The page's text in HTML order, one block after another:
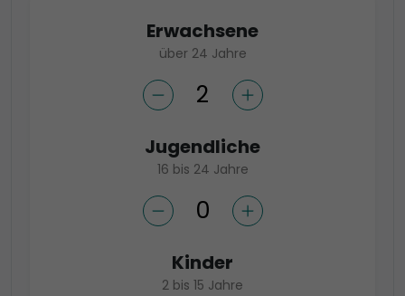
Erwachsene
über 24 Jahre
Jugendliche
16 bis 24 Jahre
Kinder
2 bis 15 Jahre